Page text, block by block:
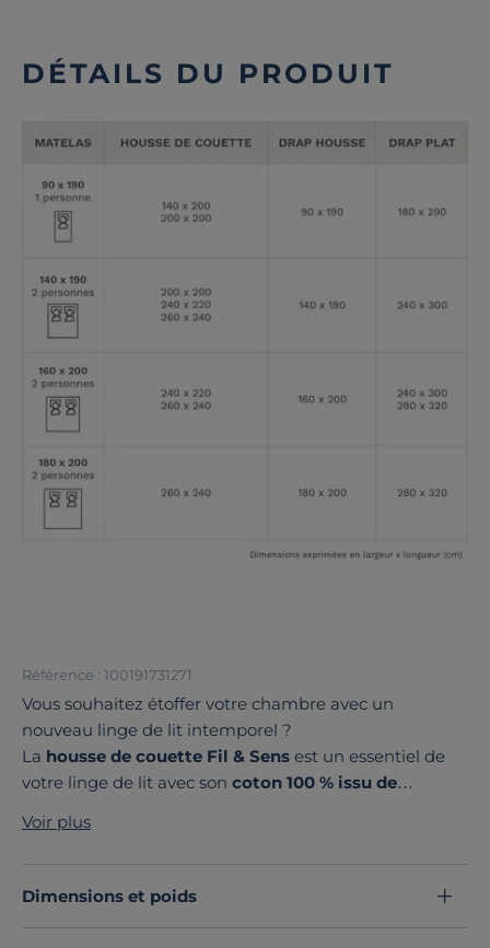
DÉTAILS DU PRODUIT
Référence : 100191731271
Vous souhaitez étoffer votre chambre avec un
nouveau linge de lit intemporel ?
La housse de couette Fil & Sens est un essentiel de
votre linge de lit avec son coton 100 % issu de
Disponible dans une
dimensions, elle se marie en mix and match à toutes
les autres pièces de votre linge. Son petit plus ? Elle est
Voir plus
Dimensions et poids